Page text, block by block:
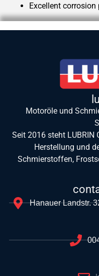
Excellent corrosion
Motoröle und
Seit 2016 steht LUBRIN
Herstellung und
Schmierstoffen,
Hanauer Landstr.